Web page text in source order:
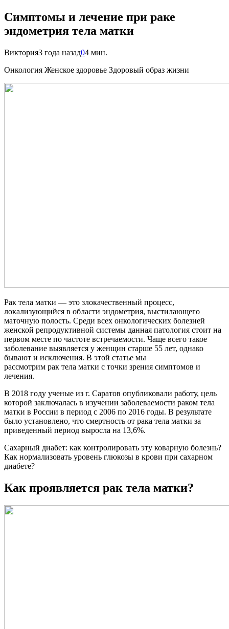
Симптомы и лечение при раке
эндометрия тела матки
Виктория3 года назад04 мин.
Онкология Женское здоровье Здоровый образ жизни
Рак тела матки — это злокачественный процесс,
локализующийся в области эндометрия, выстилающего
маточную полость. Среди всех онкологических болезней
женской репродуктивной системы данная патология стоит на
первом месте по частоте встречаемости. Чаще всего такое
заболевание выявляется у женщин старше 55 лет, однако
бывают и исключения. В этой статье мы
рассмотрим рак тела матки с точки зрения симптомов и
лечения.
В 2018 году ученые из г. Саратов опубликовали работу, цель
которой заключалась в изучении заболеваемости раком тела
матки в России в период с 2006 по 2016 годы. В результате
было установлено, что смертность от рака тела матки за
приведенный период выросла на 13,6%.
Сахарный диабет: как контролировать эту коварную болезнь?
Как нормализовать уровень глюкозы в крови при сахарном
диабете?
Как проявляется рак тела матки?